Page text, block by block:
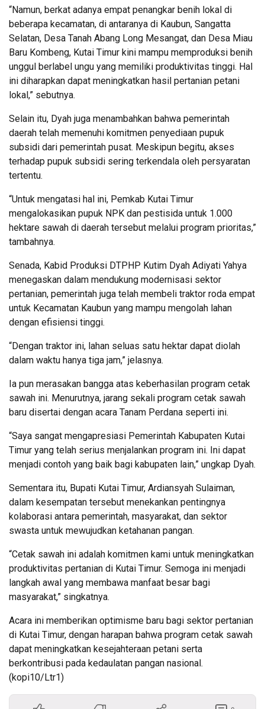
“Namun, berkat adanya empat penangkar benih lokal di
beberapa kecamatan, di antaranya di Kaubun, Sangatta
Selatan, Desa Tanah Abang Long Mesangat, dan Desa Miau
Baru Kombeng, Kutai Timur kini mampu memproduksi benih
unggul berlabel ungu yang memiliki produktivitas tinggi. Hal
ini diharapkan dapat meningkatkan hasil pertanian petani
lokal,” sebutnya.
Selain itu, Dyah juga menambahkan bahwa pemerintah
daerah telah memenuhi komitmen penyediaan pupuk
subsidi dari pemerintah pusat. Meskipun begitu, akses
terhadap pupuk subsidi sering terkendala oleh persyaratan
tertentu.
“Untuk mengatasi hal ini, Pemkab Kutai Timur
mengalokasikan pupuk NPK dan pestisida untuk 1.000
hektare sawah di daerah tersebut melalui program prioritas,”
tambahnya.
Senada, Kabid Produksi DTPHP Kutim Dyah Adiyati Yahya
menegaskan dalam mendukung modernisasi sektor
pertanian, pemerintah juga telah membeli traktor roda empat
untuk Kecamatan Kaubun yang mampu mengolah lahan
dengan efisiensi tinggi.
“Dengan traktor ini, lahan seluas satu hektar dapat diolah
dalam waktu hanya tiga jam,” jelasnya.
Ia pun merasakan bangga atas keberhasilan program cetak
sawah ini. Menurutnya, jarang sekali program cetak sawah
baru disertai dengan acara Tanam Perdana seperti ini.
“Saya sangat mengapresiasi Pemerintah Kabupaten Kutai
Timur yang telah serius menjalankan program ini. Ini dapat
menjadi contoh yang baik bagi kabupaten lain,” ungkap Dyah.
Sementara itu, Bupati Kutai Timur, Ardiansyah Sulaiman,
dalam kesempatan tersebut menekankan pentingnya
kolaborasi antara pemerintah, masyarakat, dan sektor
swasta untuk mewujudkan ketahanan pangan.
“Cetak sawah ini adalah komitmen kami untuk meningkatkan
produktivitas pertanian di Kutai Timur. Semoga ini menjadi
langkah awal yang membawa manfaat besar bagi
masyarakat,” singkatnya.
Acara ini memberikan optimisme baru bagi sektor pertanian
di Kutai Timur, dengan harapan bahwa program cetak sawah
dapat meningkatkan kesejahteraan petani serta
berkontribusi pada kedaulatan pangan nasional.
(kopi10/Ltr1)